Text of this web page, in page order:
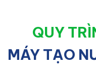
QUY
MÁY TẠO